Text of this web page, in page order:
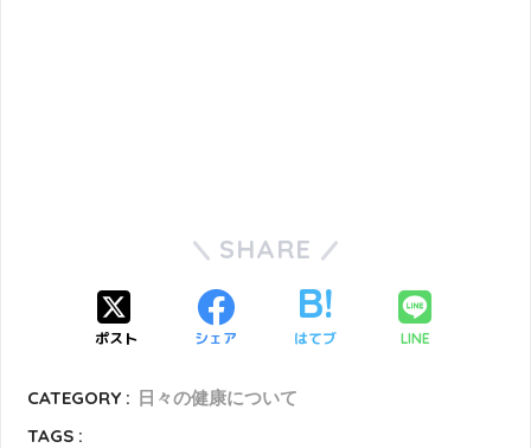
SHARE
ポスト シェア はてブ LINE
CATEGORY : 日々の健康について
TAGS :